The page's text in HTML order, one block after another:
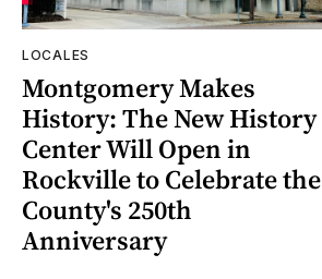
LOCALES
Montgomery Makes
History: The New History
Center Will Open in
Rockville to Celebrate the
County's 250th
Anniversary